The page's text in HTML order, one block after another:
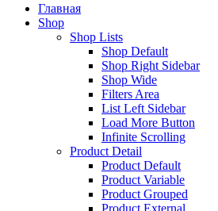
Главная
Shop
Shop Lists
Shop Default
Shop Right Sidebar
Shop Wide
Filters Area
List Left Sidebar
Load More Button
Infinite Scrolling
Product Detail
Product Default
Product Variable
Product Grouped
Product External